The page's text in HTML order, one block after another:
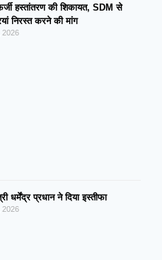
हस्तांतरण की शिकायत, SDM से
निरस्त करने की मांग
2026
धर्मेंद्र प्रधान ने दिया इस्तीफा
2026